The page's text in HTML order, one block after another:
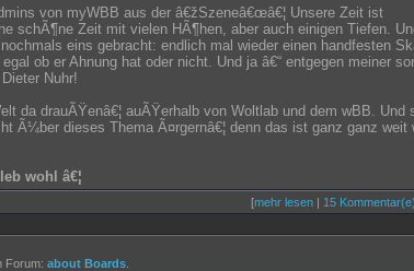
von myWBB aus der â€žSzeneâ€œâ€¦ Unsere Zeit ist
schÃ¶ne Zeit mit vielen HÃ¶hen, aber auch einigen Tiefen.
eins gebracht: endlich mal wieder einen handfesten
ob er Ahnung hat oder nicht. Und ja â€“ entgegen meiner
Nuhr!
da drauÃŸenâ€¦ auÃŸerhalb von Woltlab und dem wBB. Und
Ã¼ber dieses Thema Ã¤rgernâ€¦ denn das ist ganz ganz weit
wohl â€¦
[mehr lesen | 15 Kommentar(e)
Forum: about Boards